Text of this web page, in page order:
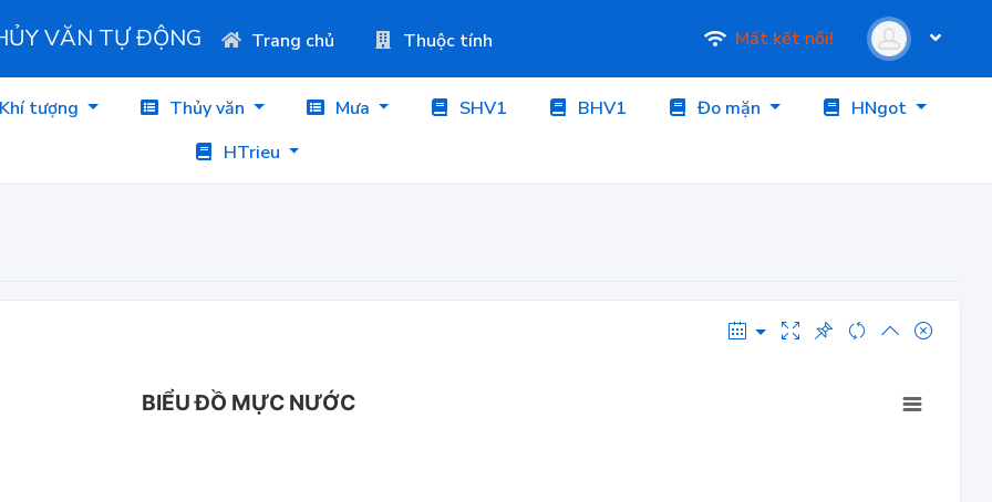
VĂN TỰ ĐỘNG Trang chủ Thuộc tính Mất kết nối!
Khí tượng Thủy văn Mưa SHV1 BHV1 Đo mặn
HNgot
HTrieu
BIỂU ĐỒ MỰC NƯỚC